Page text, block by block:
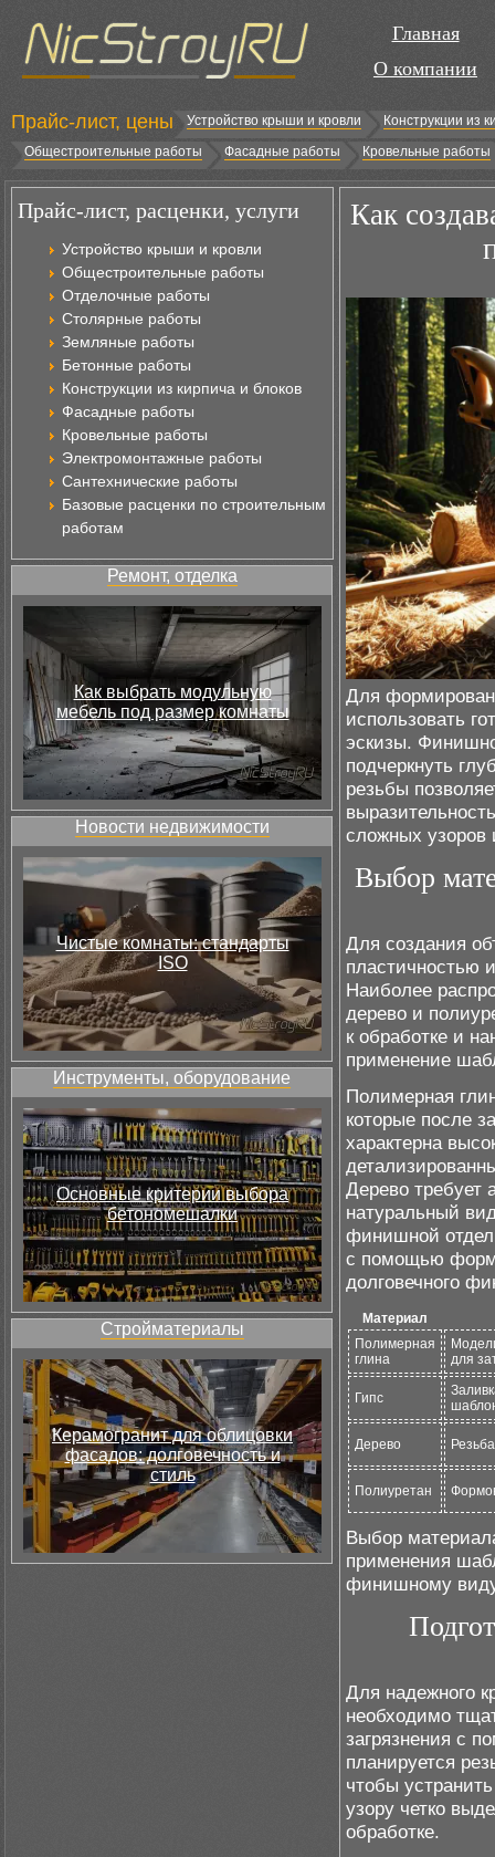
Главная
О компании
Прайс-лист, цены Устройство крыши и кровли
Конструкции из
Общестроительные работы
Фасадные работы Кровельные работы
Прайс-лист, расценки, услуги
Устройство крыши и кровли
Общестроительные работы
Отделочные работы
Столярные работы
Земляные работы
Бетонные работы
Конструкции из кирпича и блоков
Фасадные работы
Кровельные работы
Электромонтажные работы
Сантехнические работы
Базовые расценки по строительным
работам
Ремонт, отделка
Как выбрать модульную
мебель под размер комнаты
Новости недвижимости
Чистые комнаты: стандарты
ISO
Инструменты, оборудование
Основные критерии выбора
бетономешалки
Стройматериалы
Керамогранит для облицовки
фасадов: долговечность и
стиль
Как
Для
использовать
эскизы.
подчеркнуть
резьбы
сложных узоров
Выбор
Для создания
пластичностью
Наиболее
дерево и
к обработке и
применение
Полимерная
которые после
характерна
Дерево требует
натуральный
финишной
с помощью форм
долговечного
Материал
Полимерная
глина
для
Гипс
Дерево
Полиуретан
Выбор
применения
финишному
Для надежного
необходимо
загрязнения с
планируется
чтобы
узору четко
обработке.